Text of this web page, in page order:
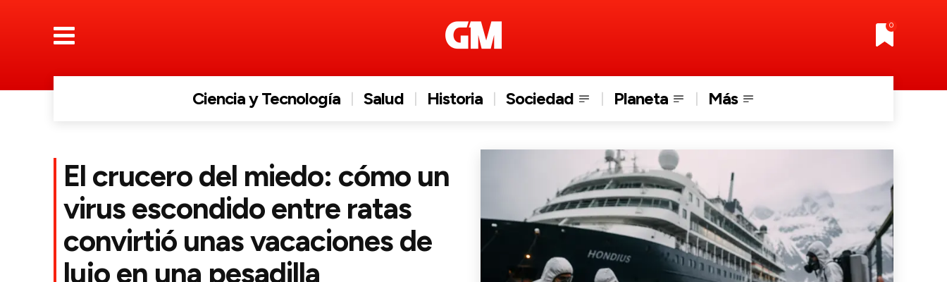
0
Ciencia y Tecnología Salud Historia Sociedad Planeta Más
El crucero del miedo: cómo un
virus escondido entre ratas
convirtió unas vacaciones de
lujo en una pesadilla